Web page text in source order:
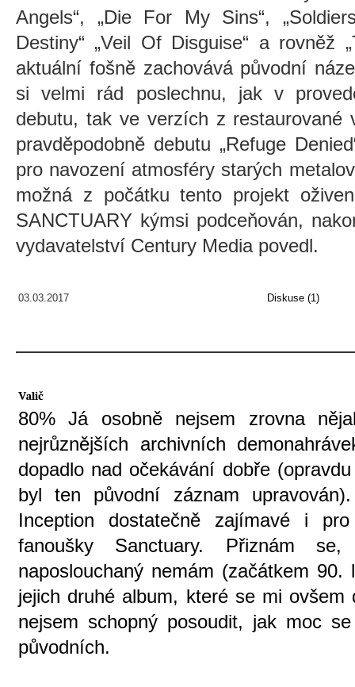
Angels“, „Die For My Sins“,
Destiny“ „Veil Of Disguise“ a rovněž
aktuální fošně zachovává původní
si velmi rád poslechnu, jak v
debutu, tak ve verzích z restaurované
pravděpodobně debutu „Refuge
pro navození atmosféry starých
možná z počátku tento projekt
SANCTUARY kýmsi podceňován,
vydavatelství Century Media povedl.
03.03.2017 Diskuse (1)
Valič
80% Já osobně nejsem zrovna
nejrůznějších archivních
dopadlo nad očekávání dobře
byl ten původní záznam
Inception dostatečně zajímavé i
fanoušky Sanctuary. Přiznám
naposlouchaný nemám (začátkem
jejich druhé album, které se mi
nejsem schopný posoudit, jak moc
původních.